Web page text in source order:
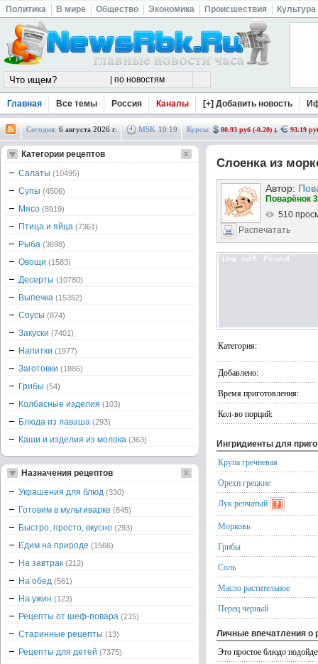
Политика В мире Общество Экономика Происшествия Культура
Главная Все темы Россия Каналы [+] Добавить новость
Сегодня: 6 августа 2026 г. MSK 10:19 Курсы: 80.93 руб (-0.20) 93.19
Слоeнка из
Автор:
Поварёнок
510
Распечатать
Категория:
Добавлено:
Время приготовления:
Кол-во порций:
Ингридиенты для
Крупа гречневая
Орехи грецкие
Лук репчатый
Морковь
Грибы
Соль
Масло растительное
Перец черный
Личные впечатления о
Это простое блюдо
Категории рецептов
Салаты (10495)
Супы (4506)
Мясо (8919)
Птица и яйца (7361)
Рыба (3698)
Овощи (1583)
Десерты (10780)
Выпечка (15352)
Соусы (874)
Закуски (7401)
Напитки (1977)
Заготовки (1886)
Грибы (54)
Колбасные изделия (103)
Блюда из лаваша (293)
Каши и изделия из молока (363)
Назначения рецептов
Украшения для блюд (330)
Готовим в мультиварке (845)
Быстро, просто, вкусно (293)
Едим на природе (1566)
На завтрак (212)
На обед (561)
На ужин (123)
Рецепты от шеф-повара (215)
Старинные рецепты (13)
Рецепты для детей (7375)